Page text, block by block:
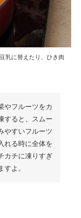
乳に替えたり、ひき肉
やフルーツをカ
すると、スムー
やすいフルーツ
れる時に全体を
カチに凍りすぎ
よ。